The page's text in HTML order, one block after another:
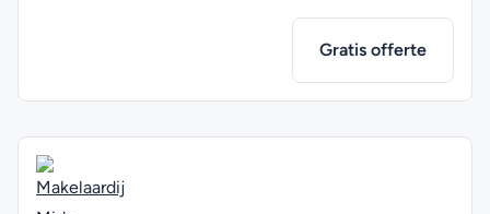
Gratis offerte